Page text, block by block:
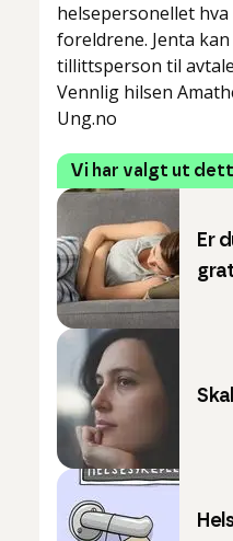
helsepersonellet
foreldrene. Jenta
tillittsperson til
Vennlig hilsen
Ung.no
Vi har valgt ut
Er